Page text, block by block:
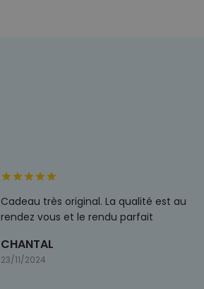
Cadeau très original. La qualité est au
rendez vous et le rendu parfait
CHANTAL
23/11/2024